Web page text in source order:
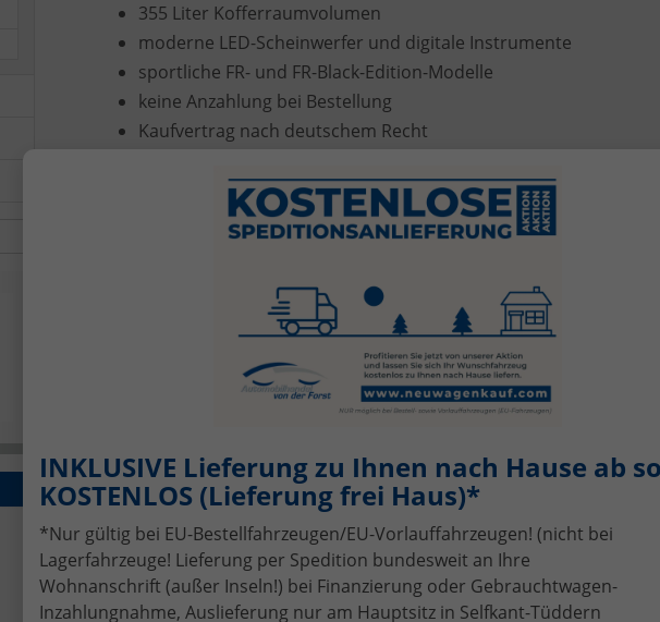
355 Liter Kofferraumvolumen
moderne LED-Scheinwerfer und digitale Instrumente
sportliche FR- und FR-Black-Edition-Modelle
keine Anzahlung bei Bestellung
Kaufvertrag nach deutschem Recht
kostenlose bundesweite Speditionsanlieferung
Jetzt SEAT Ibiza Angebote vergleichen
Finden Sie den passenden SEAT Ibiza EU-Neuwagen
für Stadt,
Wunschfahrzeug mit bis zu 38 % Preisvorteil.
Verfügbarkeit, Art Kraftstoff
In Ihrer aktuellen Filterung befinden sich106 Fahrzeuge:
INKLUSIVE Lieferung zu Ihnen nach Hause ab
KOSTENLOS (Lieferung frei Haus)*
*Nur gültig bei EU-Bestellfahrzeugen/EU-Vorlauffahrzeugen! (nicht bei
Lagerfahrzeuge! Lieferung per Spedition bundesweit an Ihre
Wohnanschrift (außer Inseln!) bei Finanzierung oder Gebrauchtwagen-
Inzahlungnahme, Auslieferung nur am Hauptsitz in Selfkant-Tüddern